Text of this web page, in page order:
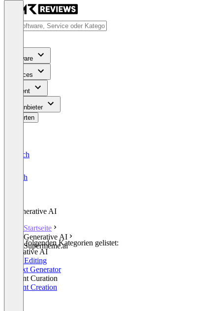
Software
Services
Content
Für Anbieter
Bewerten
Deutsch
English
Generative AI
Startseite
Generative AI
Supermeme.ai
In den folgenden Kategorien gelistet:
Generative AI
Photo Editing
KI Text Generator
Content Curation
Content Creation